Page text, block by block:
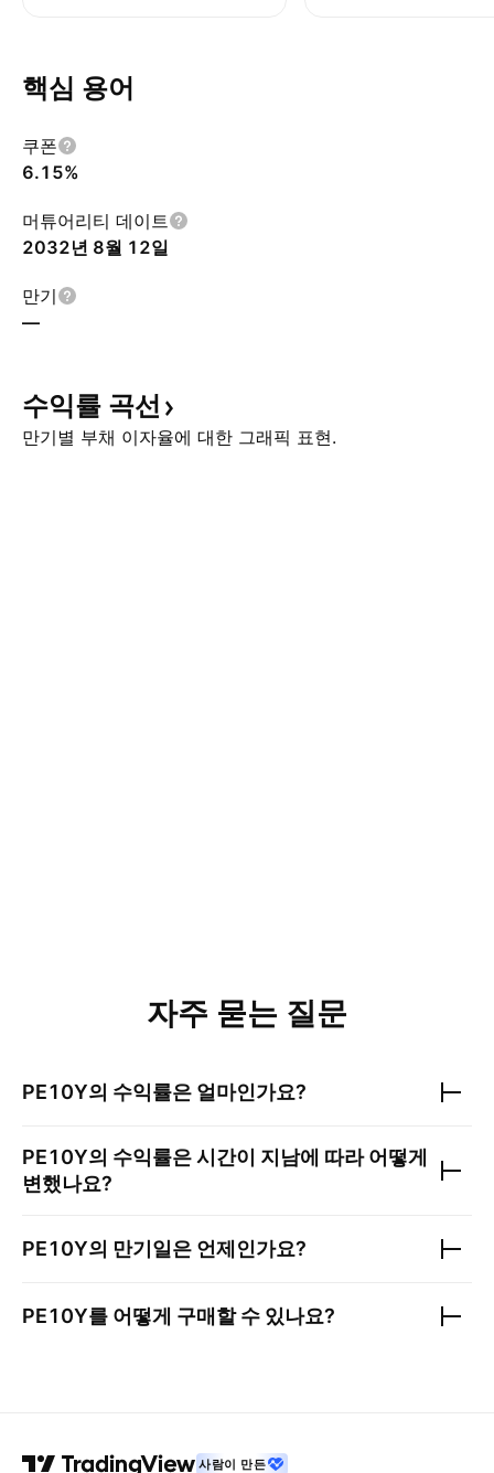
핵심 용어
쿠폰
6.15%
머튜어리티 데이트
2032년 8월 12일
만기
—
수익률 곡선
만기별 부채 이자율에 대한 그래픽 표현.
자주 묻는 질문
PE10Y의 수익률은 얼마인가요?
PE10Y의 수익률은 시간이 지남에 따라 어떻게
변했나요?
PE10Y의 만기일은 언제인가요?
PE10Y를 어떻게 구매할 수 있나요?
사람이 만든